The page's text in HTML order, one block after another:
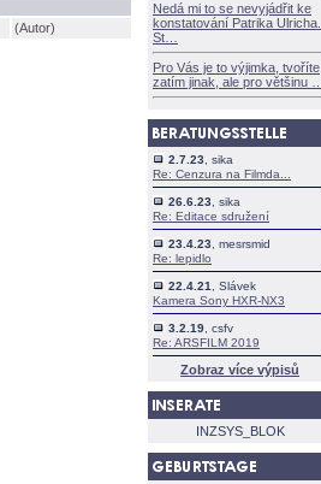
(Autor)
Nedá mi to se nevyjádřit ke
konstatování Patrika Ulricha.
St
Pro Vás je to výjimka, tvoříte
zatím jinak, ale pro většinu
2.7.23 , sika
Re: Cenzura na Filmda...
26.6.23 , sika
Re: Editace sdružení
23.4.23 , mesrsmid
Re: lepidlo
22.4.21
, Slávek
Kamera Sony HXR-NX3
3.2.19 , csfv
Re: ARSFILM 2019
Zobraz více výpisů
INZSYS_BLOK